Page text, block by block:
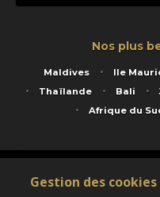
Nos plus
Maldives Ile
Thaïlande
Bali
Afrique du
Service animé par Nautil Voyages
au capital de 155 696 euros -
Gestion des